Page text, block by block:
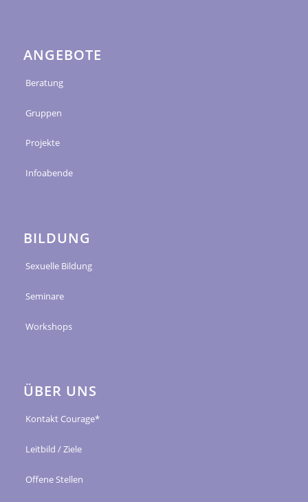
ANGEBOTE
Beratung
Gruppen
Projekte
Infoabende
BILDUNG
Sexuelle Bildung
Seminare
Workshops
ÜBER UNS
Kontakt Courage*
Leitbild / Ziele
Offene Stellen